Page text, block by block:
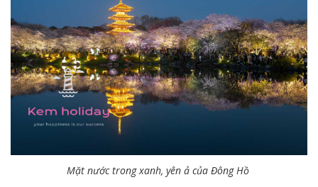
Mặt nước trong xanh, yên ả của Đông Hồ